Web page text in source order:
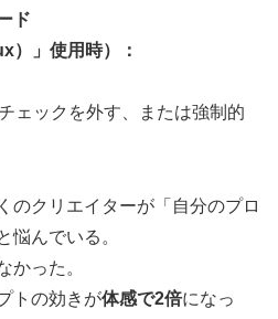
ド
）」使用時）：
ェックを外す、または強制的
のクリエイターが「自分のプロ
悩んでいる。
かった。
トの効きが体感で2倍になっ